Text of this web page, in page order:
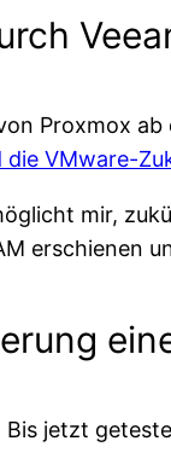
Proxmox
die VMware-
mir,
erschienen
jetzt